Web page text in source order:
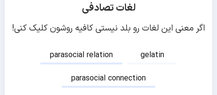
لغات تصادفی
اگر معنی این لغات رو بلد نیستی کافیه روشون کلیک کنی!
parasocial relation
gelatin
parasocial connection